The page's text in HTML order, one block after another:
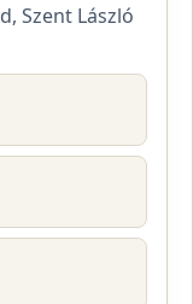
Szent László